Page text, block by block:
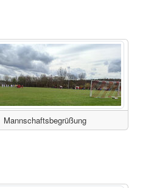
Mannschaftsbegrüßung